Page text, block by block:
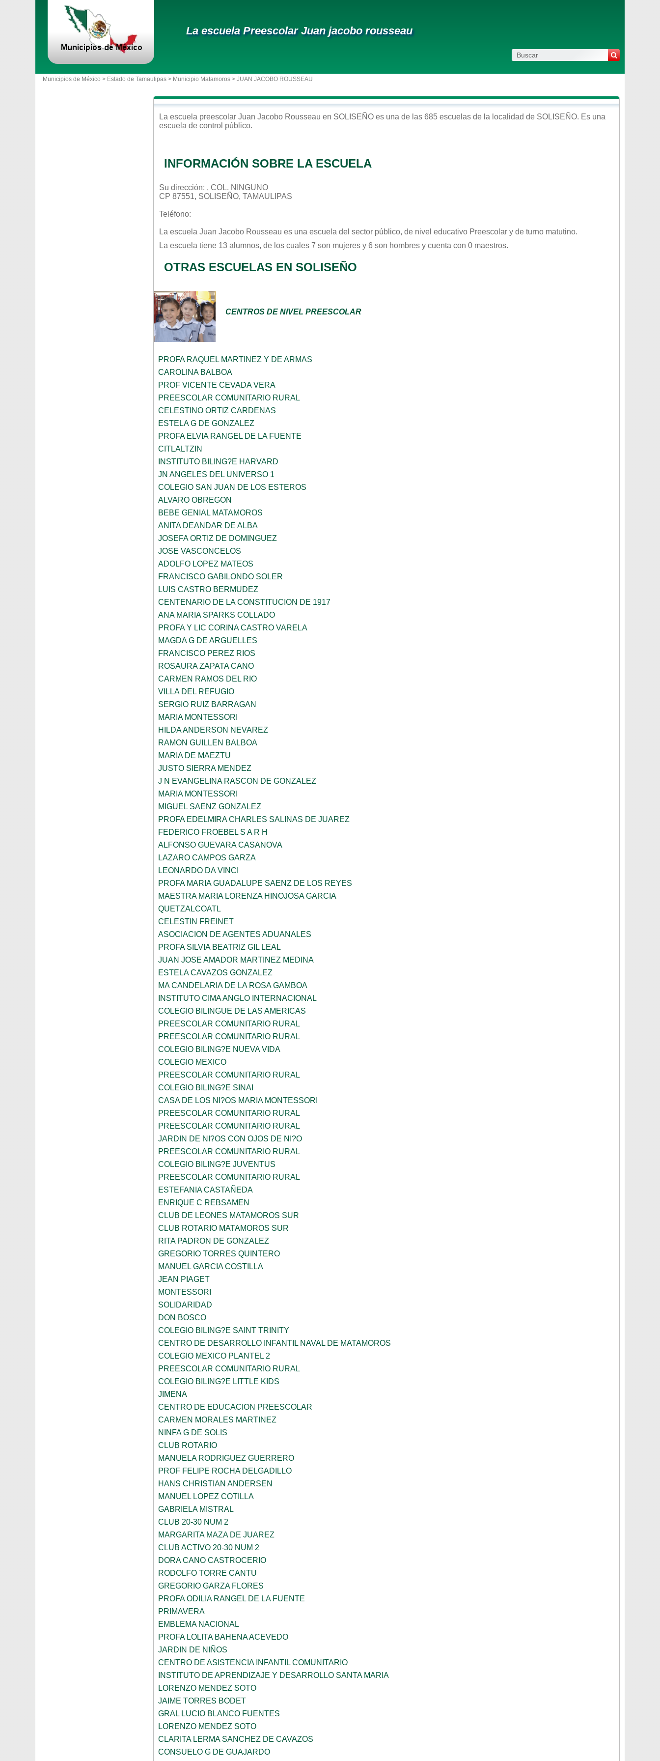
La escuela Preescolar Juan jacobo rousseau
Municipios de México > Estado de Tamaulipas > Municipio Matamoros > JUAN JACOBO ROUSSEAU
La escuela preescolar Juan Jacobo Rousseau en SOLISEÑO es una de las 685 escuelas de la localidad de SOLISEÑO. Es una
escuela de control público.
INFORMACIÓN SOBRE LA ESCUELA
Su dirección: , COL. NINGUNO
CP 87551, SOLISEÑO, TAMAULIPAS
Teléfono:
La escuela Juan Jacobo Rousseau es una escuela del sector público, de nivel educativo Preescolar y de turno matutino.
La escuela tiene 13 alumnos, de los cuales 7 son mujeres y 6 son hombres y cuenta con 0 maestros.
OTRAS ESCUELAS EN SOLISEÑO
CENTROS DE NIVEL PREESCOLAR
PROFA RAQUEL MARTINEZ Y DE ARMAS
CAROLINA BALBOA
PROF VICENTE CEVADA VERA
PREESCOLAR COMUNITARIO RURAL
CELESTINO ORTIZ CARDENAS
ESTELA G DE GONZALEZ
PROFA ELVIA RANGEL DE LA FUENTE
CITLALTZIN
INSTITUTO BILING?E HARVARD
JN ANGELES DEL UNIVERSO 1
COLEGIO SAN JUAN DE LOS ESTEROS
ALVARO OBREGON
BEBE GENIAL MATAMOROS
ANITA DEANDAR DE ALBA
JOSEFA ORTIZ DE DOMINGUEZ
JOSE VASCONCELOS
ADOLFO LOPEZ MATEOS
FRANCISCO GABILONDO SOLER
LUIS CASTRO BERMUDEZ
CENTENARIO DE LA CONSTITUCION DE 1917
ANA MARIA SPARKS COLLADO
PROFA Y LIC CORINA CASTRO VARELA
MAGDA G DE ARGUELLES
FRANCISCO PEREZ RIOS
ROSAURA ZAPATA CANO
CARMEN RAMOS DEL RIO
VILLA DEL REFUGIO
SERGIO RUIZ BARRAGAN
MARIA MONTESSORI
HILDA ANDERSON NEVAREZ
RAMON GUILLEN BALBOA
MARIA DE MAEZTU
JUSTO SIERRA MENDEZ
J N EVANGELINA RASCON DE GONZALEZ
MARIA MONTESSORI
MIGUEL SAENZ GONZALEZ
PROFA EDELMIRA CHARLES SALINAS DE JUAREZ
FEDERICO FROEBEL S A R H
ALFONSO GUEVARA CASANOVA
LAZARO CAMPOS GARZA
LEONARDO DA VINCI
PROFA MARIA GUADALUPE SAENZ DE LOS REYES
MAESTRA MARIA LORENZA HINOJOSA GARCIA
QUETZALCOATL
CELESTIN FREINET
ASOCIACION DE AGENTES ADUANALES
PROFA SILVIA BEATRIZ GIL LEAL
JUAN JOSE AMADOR MARTINEZ MEDINA
ESTELA CAVAZOS GONZALEZ
MA CANDELARIA DE LA ROSA GAMBOA
INSTITUTO CIMA ANGLO INTERNACIONAL
COLEGIO BILINGUE DE LAS AMERICAS
PREESCOLAR COMUNITARIO RURAL
PREESCOLAR COMUNITARIO RURAL
COLEGIO BILING?E NUEVA VIDA
COLEGIO MEXICO
PREESCOLAR COMUNITARIO RURAL
COLEGIO BILING?E SINAI
CASA DE LOS NI?OS MARIA MONTESSORI
PREESCOLAR COMUNITARIO RURAL
PREESCOLAR COMUNITARIO RURAL
JARDIN DE NI?OS CON OJOS DE NI?O
PREESCOLAR COMUNITARIO RURAL
COLEGIO BILING?E JUVENTUS
PREESCOLAR COMUNITARIO RURAL
ESTEFANIA CASTAÑEDA
ENRIQUE C REBSAMEN
CLUB DE LEONES MATAMOROS SUR
CLUB ROTARIO MATAMOROS SUR
RITA PADRON DE GONZALEZ
GREGORIO TORRES QUINTERO
MANUEL GARCIA COSTILLA
JEAN PIAGET
MONTESSORI
SOLIDARIDAD
DON BOSCO
COLEGIO BILING?E SAINT TRINITY
CENTRO DE DESARROLLO INFANTIL NAVAL DE MATAMOROS
COLEGIO MEXICO PLANTEL 2
PREESCOLAR COMUNITARIO RURAL
COLEGIO BILING?E LITTLE KIDS
JIMENA
CENTRO DE EDUCACION PREESCOLAR
CARMEN MORALES MARTINEZ
NINFA G DE SOLIS
CLUB ROTARIO
MANUELA RODRIGUEZ GUERRERO
PROF FELIPE ROCHA DELGADILLO
HANS CHRISTIAN ANDERSEN
MANUEL LOPEZ COTILLA
GABRIELA MISTRAL
CLUB 20-30 NUM 2
MARGARITA MAZA DE JUAREZ
CLUB ACTIVO 20-30 NUM 2
DORA CANO CASTROCERIO
RODOLFO TORRE CANTU
GREGORIO GARZA FLORES
PROFA ODILIA RANGEL DE LA FUENTE
PRIMAVERA
EMBLEMA NACIONAL
PROFA LOLITA BAHENA ACEVEDO
JARDIN DE NIÑOS
CENTRO DE ASISTENCIA INFANTIL COMUNITARIO
INSTITUTO DE APRENDIZAJE Y DESARROLLO SANTA MARIA
LORENZO MENDEZ SOTO
JAIME TORRES BODET
GRAL LUCIO BLANCO FUENTES
LORENZO MENDEZ SOTO
CLARITA LERMA SANCHEZ DE CAVAZOS
CONSUELO G DE GUAJARDO